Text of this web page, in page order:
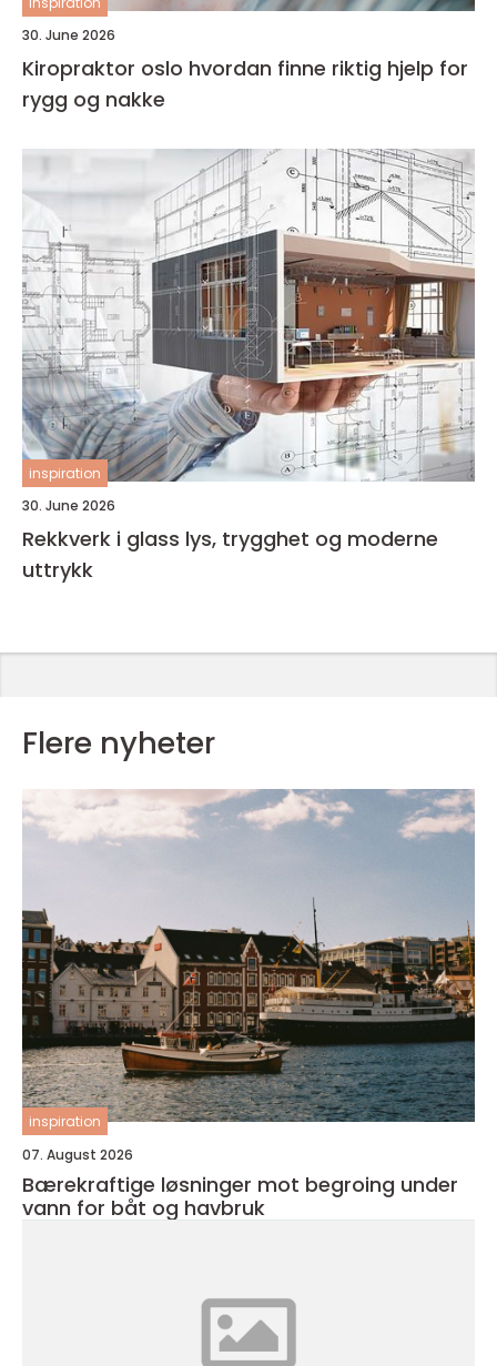
30. June 2026
Kiropraktor oslo hvordan finne riktig hjelp for
rygg og nakke
inspiration
30. June 2026
Rekkverk i glass lys, trygghet og moderne
uttrykk
Flere nyheter
inspiration
07. August 2026
Bærekraftige løsninger mot begroing under
vann for båt og havbruk